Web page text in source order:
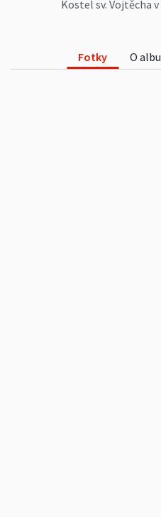
Kostel sv. Vojtěcha
Fotky O albu